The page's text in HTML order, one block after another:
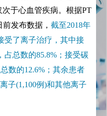
于心血管疾病。根据PT
前发布数据，截至2018年
受了离子治疗，其中接
占总数的85.8%；接受碳
数的12.6%；其余患者
子(1,100例)和其他离子